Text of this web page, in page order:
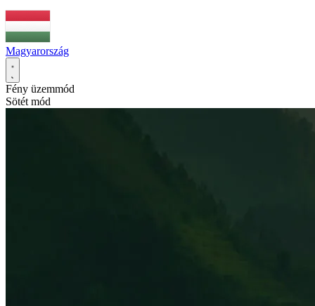
Magyarország
Fény üzemmód
Sötét mód